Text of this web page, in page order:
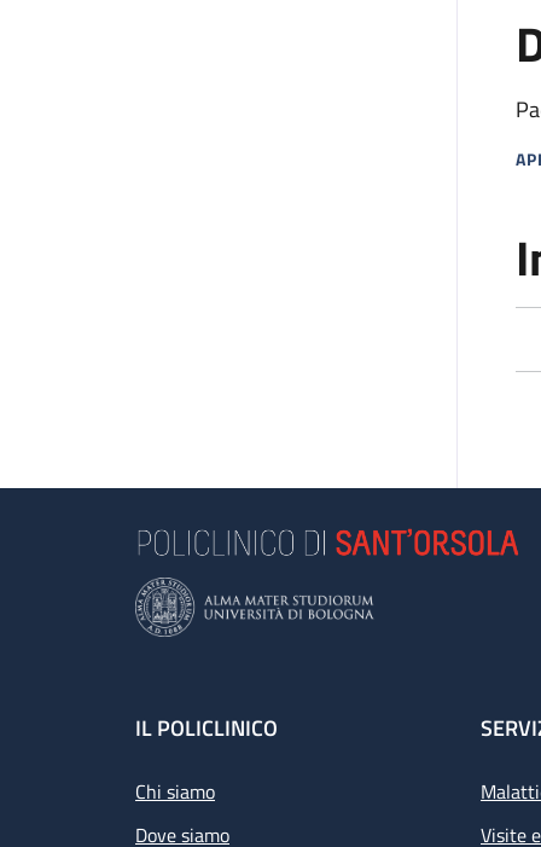
Footer
IL POLICLINICO
Chi siamo
Dove siamo
Visite